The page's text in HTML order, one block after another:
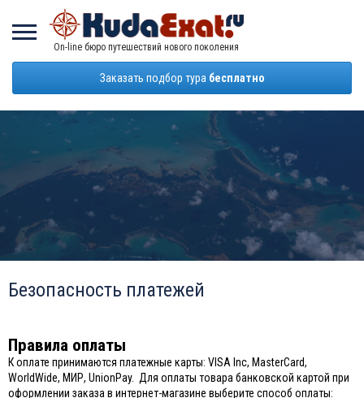
On-line бюро путешествий нового поколения
Заказать подбор тура бесплатно
Безопасность платежей
Правила оплаты
К оплате принимаются платежные карты: VISA Inc, MasterCard,
WorldWide, МИР, UnionPay. Для оплаты товара банковской картой при
оформлении заказа в интернет-магазине выберите способ оплаты: